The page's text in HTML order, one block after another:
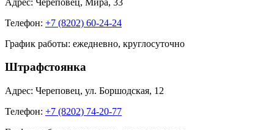
Телефон: +7 (8202) 60-24-24
График работы: ежедневно, круглосуточно
Штрафстоянка
Адрес: Череповец, ул. Боршодская, 12
Телефон: +7 (8202) 74-20-77